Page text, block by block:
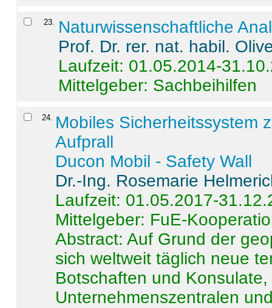
23. Naturwissenschaftliche
Prof. Dr. rer. nat. habil.
Laufzeit: 01.05.2014-
Mittelgeber: Sachbeihilfen
24. Mobiles Sicherheitssystem
Aufprall
Ducon Mobil - Safety Wall
Dr.-Ing. Rosemarie
Laufzeit: 01.05.2017-
Mittelgeber: FuE-
Abstract:Auf Grund der
sich weltweit täglich neue
Botschaften und
Unternehmenszentralen